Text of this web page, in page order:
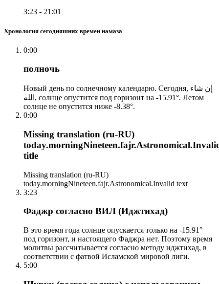
3:23 - 21:01
Хронология сегодняшних времен намаза
0:00
полночь
Новый день по солнечному календарю. Сегодня, إن شاء
الله, солнце опустится под горизонт на -15.91°. Летом
солнце не опустится ниже -8.38°.
0:00
Missing translation (ru-RU)
title
Missing translation (ru-RU)
today.morningNineteen.fajr.Astronomical.Invalid text
3:23
Фаджр согласно ВИЛ (Иджтихад)
В это время года солнце опускается только на -15.91°
под горизонт, и настоящего Фаджра нет. Поэтому время
молитвы рассчитывается согласно методу иджтихад, в
соответствии с фатвой Исламской мировой лиги.
5:00